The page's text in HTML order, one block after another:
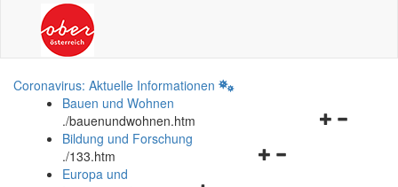
Coronavirus: Aktuelle Informationen
Bauen und Wohnen
./bauenundwohnen.htm
Navigationsmenü
Bildung und Forschung
./133.htm
Europa und